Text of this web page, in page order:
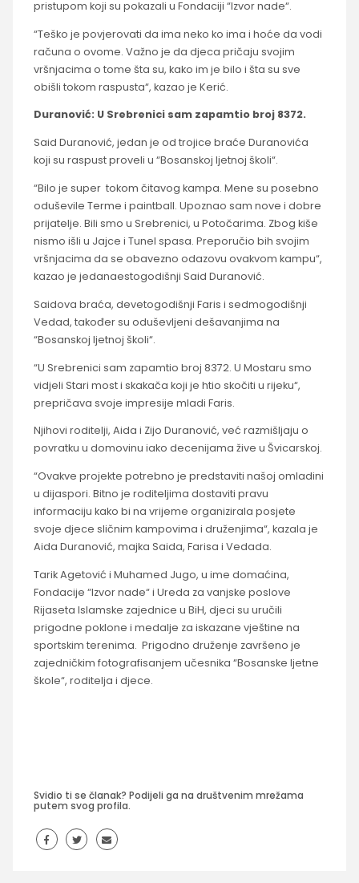
pristupom koji su pokazali u Fondaciji “Izvor nade“.
“Teško je povjerovati da ima neko ko ima i hoće da vodi
računa o ovome. Važno je da djeca pričaju svojim
vršnjacima o tome šta su, kako im je bilo i šta su sve
obišli tokom raspusta“, kazao je Kerić.
Duranović: U Srebrenici sam zapamtio broj 8372.
Said Duranović, jedan je od trojice braće Duranovića
koji su raspust proveli u “Bosanskoj ljetnoj školi“.
“Bilo je super tokom čitavog kampa. Mene su posebno
oduševile Terme i paintball. Upoznao sam nove i dobre
prijatelje. Bili smo u Srebrenici, u Potočarima. Zbog kiše
nismo išli u Jajce i Tunel spasa. Preporučio bih svojim
vršnjacima da se obavezno odazovu ovakvom kampu“,
kazao je jedanaestogodišnji Said Duranović.
Saidova braća, devetogodišnji Faris i sedmogodišnji
Vedad, također su oduševljeni dešavanjima na
“Bosanskoj ljetnoj školi“.
“U Srebrenici sam zapamtio broj 8372. U Mostaru smo
vidjeli Stari most i skakača koji je htio skočiti u rijeku“,
prepričava svoje impresije mladi Faris.
Njihovi roditelji, Aida i Zijo Duranović, već razmišljaju o
povratku u domovinu iako decenijama žive u Švicarskoj.
“Ovakve projekte potrebno je predstaviti našoj omladini
u dijaspori. Bitno je roditeljima dostaviti pravu
informaciju kako bi na vrijeme organizirala posjete
svoje djece sličnim kampovima i druženjima“, kazala je
Aida Duranović, majka Saida, Farisa i Vedada.
Tarik Agetović i Muhamed Jugo, u ime domaćina,
Fondacije “Izvor nade“ i Ureda za vanjske poslove
Rijaseta Islamske zajednice u BiH, djeci su uručili
prigodne poklone i medalje za iskazane vještine na
sportskim terenima. Prigodno druženje završeno je
zajedničkim fotografisanjem učesnika “Bosanske ljetne
škole“, roditelja i djece.
Svidio ti se članak? Podijeli ga na društvenim mrežama
putem svog profila.